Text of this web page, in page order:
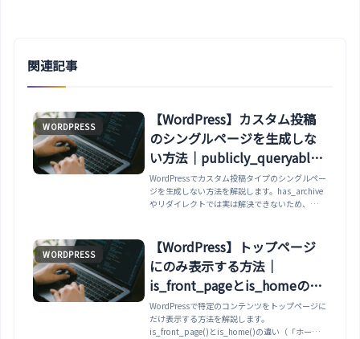
関連記事
WORDPRESS
【WordPress】カスタム投稿
のシングルページを生成しな
い方法｜publicly_queryable
が正解
WordPressでカスタム投稿タイプのシングルペー
ジを生成しない方法を解説します。has_archive
やリダイレクトでは実は解決できないため、
WORDPRESS
【WordPress】トップページ
にのみ表示する方法｜
is_front_pageとis_homeの違
い・CSS・ウィジェット
WordPressで特定のコンテンツをトップページに
だけ表示する方法を解説します。
is_front_page()とis_home()の違い（「ホーム